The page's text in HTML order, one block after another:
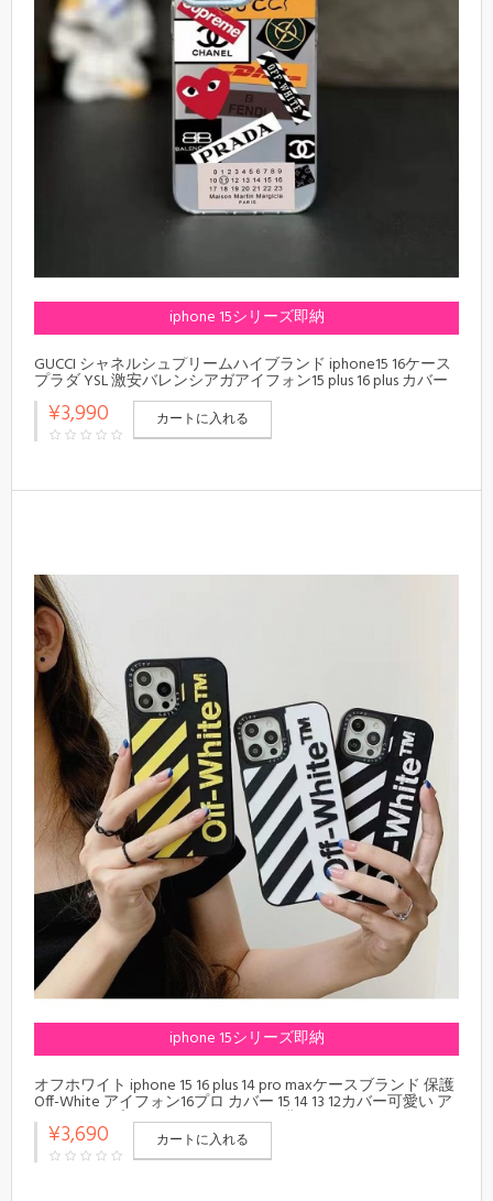
iphone 15シリーズ即納
GUCCI シャネルシュプリームハイブランド iphone15 16ケース
プラダ YSL 激安バレンシアガアイフォン15 plus 16 plus カバー
男女兼用 オフ-ホワイトiphone15 promax 14 pro 14 13カバー 可
愛い
¥3,990 カートに入れる
iphone 15シリーズ即納
オフホワイト iphone 15 16 plus 14 pro maxケースブランド 保護
Off-White アイフォン16プロ カバー 15 14 13 12カバー可愛い ア
イフォン15プロマックス 16カバー 経典
¥3,690 カートに入れる